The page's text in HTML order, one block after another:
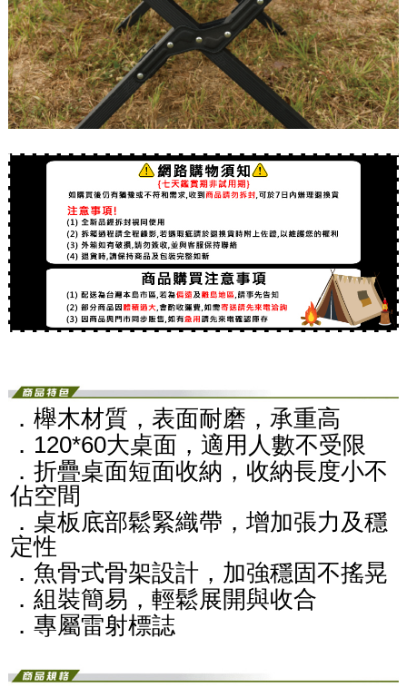
．櫸木材質，表面耐磨，承重高
．120*60大桌面，適用人數不受限
．折疊桌面短面收納，收納長度小不
佔空間
．桌板底部鬆緊織帶，增加張力及穩
定性
．魚骨式骨架設計，加強穩固不搖晃
．組裝簡易，輕鬆展開與收合
．專屬雷射標誌